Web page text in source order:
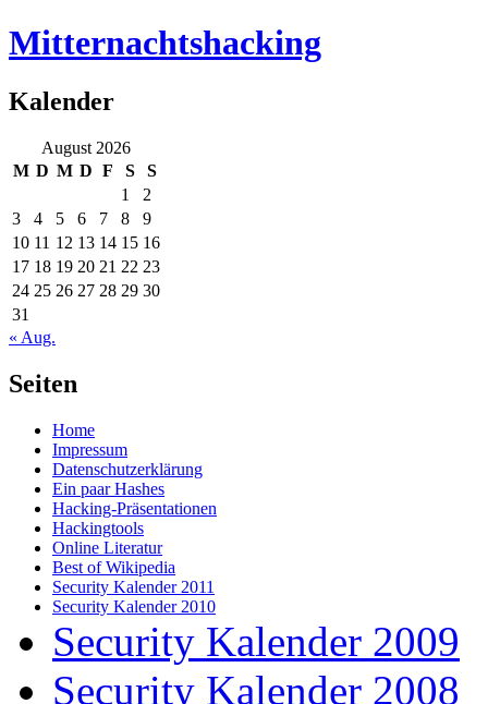
Mitternachtshacking
Kalender
August 2026
M D M D F S
S
1
2
3
4 5 6 7 8
9
10 11 12 13 14 15 16
17 18 19 20 21 22 23
24 25 26 27 28 29 30
31
« Aug.
Seiten
Home
Impressum
Datenschutzerklärung
Ein paar Hashes
Hacking-Präsentationen
Hackingtools
Online Literatur
Best of Wikipedia
Security Kalender 2011
Security Kalender 2010
Security Kalender 2009
Security Kalender 2008